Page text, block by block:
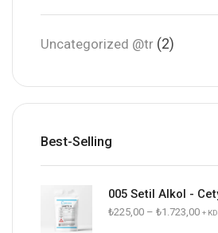
Uncategorized @tr (2)
Best-Selling
₺225,00 – ₺1.723,00 +